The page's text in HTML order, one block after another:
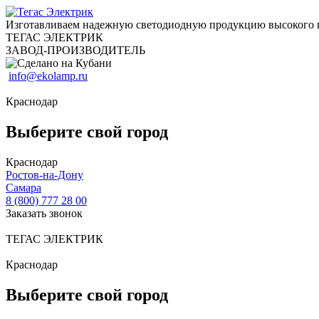
Изготавливаем надежную светодиодную продукцию высокого
ТЕГАС ЭЛЕКТРИК
ЗАВОД-ПРОИЗВОДИТЕЛЬ
info@ekolamp.ru
Краснодар
Выберите свой город
Краснодар
Ростов-на-Дону
Самара
8 (800) 777 28 00
Заказать звонок
ТЕГАС ЭЛЕКТРИК
Краснодар
Выберите свой город